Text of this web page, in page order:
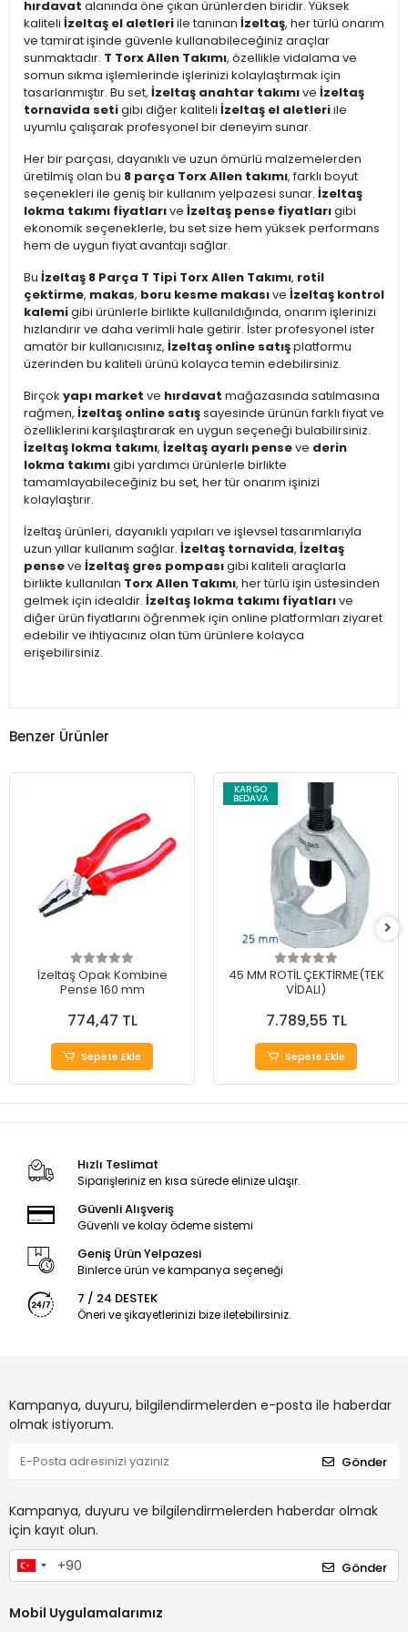
hırdavat alanında öne çıkan ürünlerden biridir. Yüksek
kaliteli İzeltaş el aletleriile tanınan İzeltaş, her türlü onarım
ve tamirat işinde güvenle kullanabileceğiniz araçlar
sunmaktadır. T Torx Allen Takımı, özellikle vidalama ve
somun sıkma işlemlerinde işlerinizi kolaylaştırmak için
tasarlanmıştır. Bu set, İzeltaş anahtar takımıve İzeltaş
tornavida setigibi diğer kaliteli İzeltaş el aletleriile
uyumlu çalışarak profesyonel bir deneyim sunar.
Her bir parçası, dayanıklı ve uzun ömürlü malzemelerden
üretilmiş olan bu 8 parça Torx Allen takımı, farklı boyut
seçenekleri ile geniş bir kullanım yelpazesi sunar. İzeltaş
lokma takımı fiyatlarıve İzeltaş pense fiyatlarıgibi
ekonomik seçeneklerle, bu set size hem yüksek performans
hem de uygun fiyat avantajı sağlar.
Bu İzeltaş 8 Parça T Tipi Torx Allen Takımı, rotil
çektirme, makas, boru kesme makasıve İzeltaş kontrol
kalemigibi ürünlerle birlikte kullanıldığında, onarım işlerinizi
hızlandırır ve daha verimli hale getirir. İster profesyonel ister
amatör bir kullanıcısınız, İzeltaş online satışplatformu
üzerinden bu kaliteli ürünü kolayca temin edebilirsiniz.
Birçok yapı market ve hırdavat mağazasında satılmasına
rağmen, İzeltaş online satışsayesinde ürünün farklı fiyat ve
özelliklerini karşılaştırarak en uygun seçeneği bulabilirsiniz.
İzeltaş lokma takımı, İzeltaş ayarlı penseve derin
lokma takımıgibi yardımcı ürünlerle birlikte
tamamlayabileceğiniz bu set, her tür onarım işinizi
kolaylaştırır.
İzeltaş ürünleri, dayanıklı yapıları ve işlevsel tasarımlarıyla
uzun yıllar kullanım sağlar. İzeltaş tornavida, İzeltaş
penseve İzeltaş gres pompasıgibi kaliteli araçlarla
birlikte kullanılan Torx Allen Takımı, her türlü işin üstesinden
gelmek için idealdir. İzeltaş lokma takımı fiyatlarıve
diğer ürün fiyatlarını öğrenmek için online platformları ziyaret
edebilir ve ihtiyacınız olan tüm ürünlere kolayca
erişebilirsiniz.
Benzer Ürünler
İzeltaş Opak Kombine
Pense 160 mm
774,47 TL
Sepete Ekle
KARGO
BEDAVA
45 MM ROTİL ÇEKTİRME(TEK
VİDALI)
7.789,55 TL
Sepete Ekle
Hızlı Teslimat
Siparişleriniz en kısa sürede elinize ulaşır.
Güvenli Alışveriş
Güvenli ve kolay ödeme sistemi
Geniş Ürün Yelpazesi
Binlerce ürün ve kampanya seçeneği
7 / 24 DESTEK
Öneri ve şikayetlerinizi bize iletebilirsiniz.
Kampanya, duyuru, bilgilendirmelerden e-posta ile haberdar
olmak istiyorum.
Gönder
Kampanya, duyuru ve bilgilendirmelerden haberdar olmak
için kayıt olun.
Gönder
Mobil Uygulamalarımız